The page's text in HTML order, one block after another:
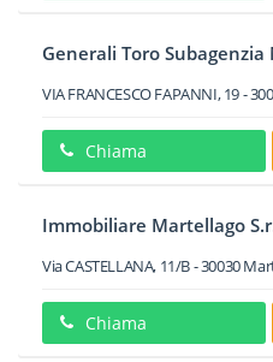
Generali Toro
VIA FRANCESCO FAPANNI, 19-
Chiama
Immobiliare Martellago
Via CASTELLANA, 11/B-30030
Chiama